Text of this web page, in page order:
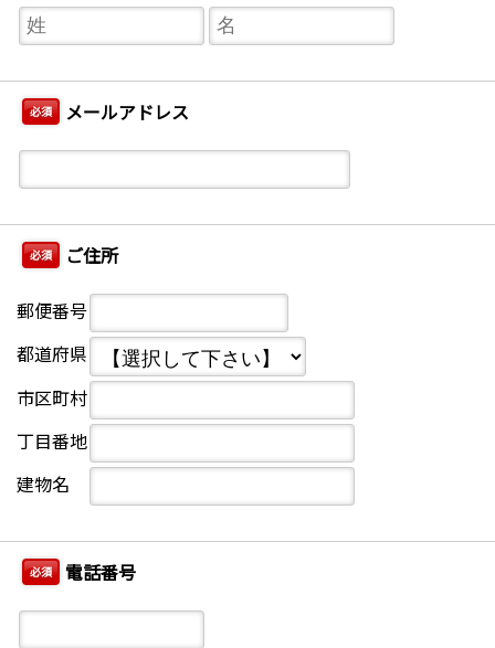
必須 メールアドレス
必須 ご住所
郵便番号
都道府県
市区町村
丁目番地
建物名
必須 電話番号